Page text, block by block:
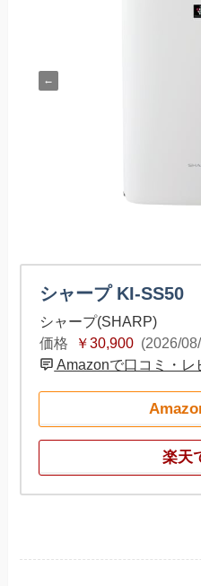
←
シャープ KI-SS50
シャープ(SHARP)
価格
￥30,900 (2026/
Amazonで口コミ・レ
楽天